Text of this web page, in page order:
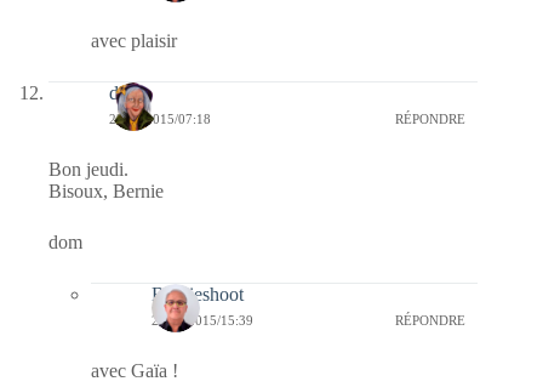
avec plaisir
dom
22/01/2015/07:18 RÉPONDRE
Bon jeudi.
Bisoux, Bernie
dom
Bernieshoot
22/01/2015/15:39 RÉPONDRE
avec Gaïa !